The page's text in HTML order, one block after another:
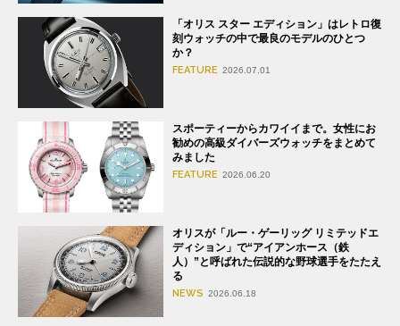
「オリス スター エディション」はレトロ復
刻ウォッチの中で最良のモデルのひとつ
か？
FEATURE 2026.07.01
スポーティーからカワイイまで。女性にお
勧めの高級ダイバーズウォッチをまとめて
みました
FEATURE 2026.06.20
オリスが「ルー・ゲーリッグ リミテッドエ
ディション」で“アイアンホース（鉄
人）”と呼ばれた伝説的な野球選手をたたえ
る
NEWS 2026.06.18